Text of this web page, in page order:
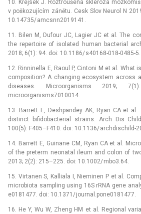
10. Krejsek J. Roztroušená skleróza
v poškozujícím zánětu. Cesk Slov Neurol N
10.14735/ amcsnn2019141.
11. Bilen M, Dufour JC, Lagier JC et al. The
the repertoire of isolated human bacterial
2018; 6(1): 94. doi: 10.1186/ s40168-018-0485-5.
12. Rinninella E, Raoul P, Cintoni M et al. What
composition? A changing ecosystem across
diseases. Microorganisms 2019;
microorganisms7010014.
13. Barrett E, Deshpandey AK, Ryan CA et
distinct bifidobacterial strains. Arch Dis
100(5): F405–F410. doi: 10.1136/ archdischild-
14. Barrett E, Guinane CM, Ryan CA et al.
of the preterm neonatal ileum and colon of
2013; 2(2): 215–225. doi: 10.1002/ mbo3.64.
15. Virtanen S, Kalliala I, Nieminen P et al.
microbio­ta sampling using 16S rRNA gene
e0181477. doi: 10.1371/ journal.pone0181477.
16. He Y, Wu W, Zheng HM et al. Regional